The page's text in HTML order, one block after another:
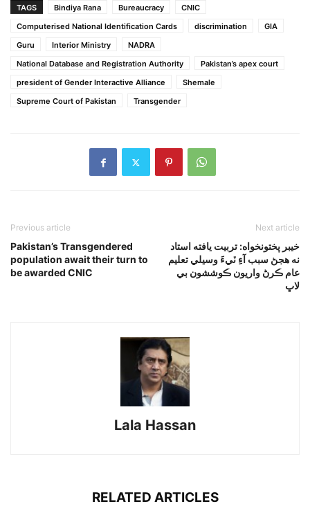
TAGS Bindiya Rana Bureaucracy
CNIC
Computerised National Identification Cards
discrimination
GIA
Guru
Interior Ministry
NADRA
National Database and Registration Authority
Pakistan’s apex court
president of Gender Interactive Alliance
Shemale
Supreme Court of Pakistan
Transgender
Previous article
Pakistan’s Transgendered
population await their turn to
be awarded CNIC
Next article
خيبر پختونخواه: تربيت يافته استاد
نه هجڻ سبب آءِ ٽيءَ وسيلي تعليم
عام ڪرڻ واريون ڪوششون بي
لاڀ
Lala Hassan
RELATED ARTICLES